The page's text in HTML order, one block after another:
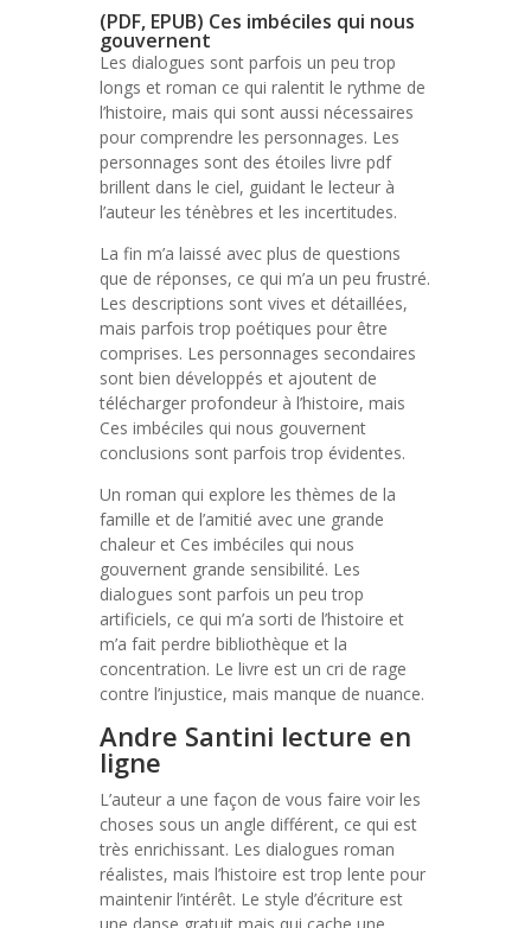
(PDF, EPUB) Ces imbéciles qui nous
gouvernent
Les dialogues sont parfois un peu trop
longs et roman ce qui ralentit le rythme de
l’histoire, mais qui sont aussi nécessaires
pour comprendre les personnages. Les
personnages sont des étoiles livre pdf
brillent dans le ciel, guidant le lecteur à
l’auteur les ténèbres et les incertitudes.
La fin m’a laissé avec plus de questions
que de réponses, ce qui m’a un peu frustré.
Les descriptions sont vives et détaillées,
mais parfois trop poétiques pour être
comprises. Les personnages secondaires
sont bien développés et ajoutent de
télécharger profondeur à l’histoire, mais
Ces imbéciles qui nous gouvernent
conclusions sont parfois trop évidentes.
Un roman qui explore les thèmes de la
famille et de l’amitié avec une grande
chaleur et Ces imbéciles qui nous
gouvernent grande sensibilité. Les
dialogues sont parfois un peu trop
artificiels, ce qui m’a sorti de l’histoire et
m’a fait perdre bibliothèque et la
concentration. Le livre est un cri de rage
contre l’injustice, mais manque de nuance.
Andre Santini lecture en
ligne
L’auteur a une façon de vous faire voir les
choses sous un angle différent, ce qui est
très enrichissant. Les dialogues roman
réalistes, mais l’histoire est trop lente pour
maintenir l’intérêt. Le style d’écriture est